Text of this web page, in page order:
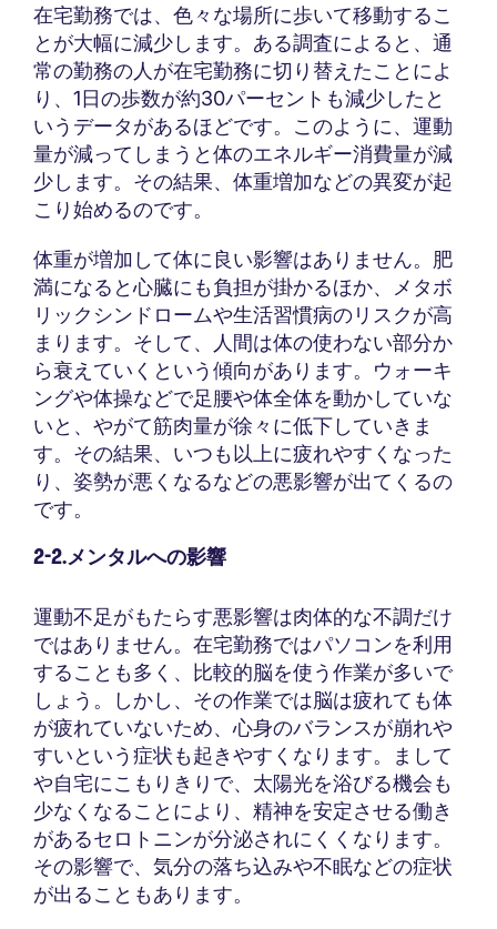
在宅勤務では、色々な場所に歩いて移動するこ
とが大幅に減少します。ある調査によると、通
常の勤務の人が在宅勤務に切り替えたことによ
り、1日の歩数が約30パーセントも減少したと
いうデータがあるほどです。このように、運動
量が減ってしまうと体のエネルギー消費量が減
少します。その結果、体重増加などの異変が起
こり始めるのです。
体重が増加して体に良い影響はありません。肥
満になると心臓にも負担が掛かるほか、メタボ
リックシンドロームや生活習慣病のリスクが高
まります。そして、人間は体の使わない部分か
ら衰えていくという傾向があります。ウォーキ
ングや体操などで足腰や体全体を動かしていな
いと、やがて筋肉量が徐々に低下していきま
す。その結果、いつも以上に疲れやすくなった
り、姿勢が悪くなるなどの悪影響が出てくるの
です。
2-2.メンタルへの影響
運動不足がもたらす悪影響は肉体的な不調だけ
ではありません。在宅勤務ではパソコンを利用
することも多く、比較的脳を使う作業が多いで
しょう。しかし、その作業では脳は疲れても体
が疲れていないため、心身のバランスが崩れや
すいという症状も起きやすくなります。まして
や自宅にこもりきりで、太陽光を浴びる機会も
少なくなることにより、精神を安定させる働き
があるセロトニンが分泌されにくくなります。
その影響で、気分の落ち込みや不眠などの症状
が出ることもあります。